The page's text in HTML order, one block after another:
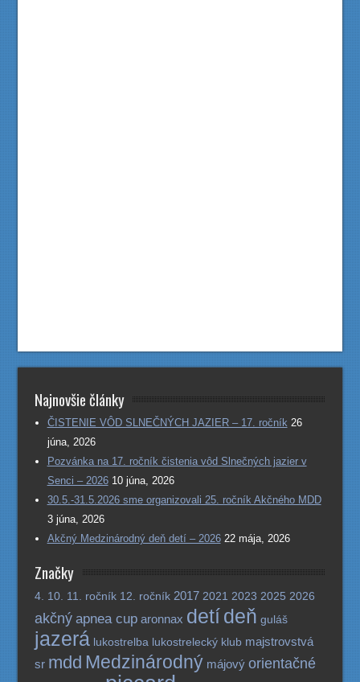
Najnovšie články
ČISTENIE VÔD SLNEČNÝCH JAZIER – 17. ročník 26
júna, 2026
Pozvánka na 17. ročník čistenia vôd Slnečných jazier v
Senci – 2026 10 júna, 2026
30.5.-31.5.2026 sme organizovali 25. ročník Akčného MDD
3 júna, 2026
Akčný Medzinárodný deň detí – 2026 22 mája, 2026
Značky
4. 10. 11. ročník 12. ročník 2017 2021 2023 2025 2026
akčný apnea cup aronnax detídeň guláš
jazerá lukostrelba lukostrelecký klub majstrovstvá
sr mdd Medzinárodný májový orientačné